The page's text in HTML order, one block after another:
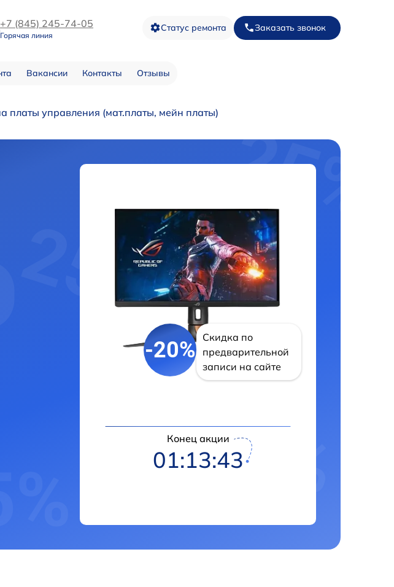
+7 (845) 245-74-05
Горячая линия
Статус ремонта Заказать звонок
Вакансии Контакты Отзывы
платы управления (мат.платы, мейн платы)
-20%
Скидка по
предварительной
записи на сайте
Конец акции
01:13:42